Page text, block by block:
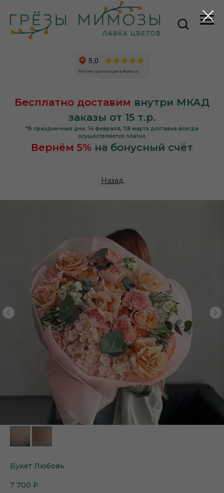
Бесплатно доставим внутри МКАД
заказы от 15 т.р.
*В праздничные дни: 14 февраля, 7,8 марта доставка всегда
осуществляется платно
Вернём 5% на бонусный счёт
Назад
Букет Любовь
7 700 ₽